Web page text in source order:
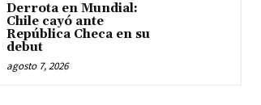
Derrota en Mundial:
Chile cayó ante
República Checa en su
debut
agosto 7, 2026